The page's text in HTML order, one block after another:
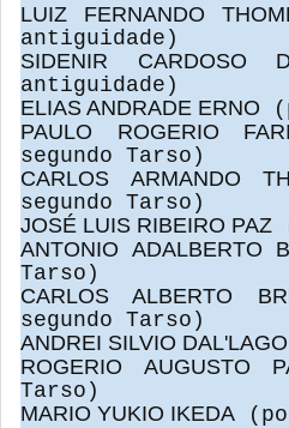
LUIZ FERNANDO
antiguidade)
SIDENIR CARDOSO
antiguidade)
ELIAS ANDRADE ERNO
PAULO ROGERIO
segundo Tarso)
CARLOS ARMANDO
segundo Tarso)
JOSÉ LUIS RIBEIRO PAZ
ANTONIO ADALBERTO
Tarso)
CARLOS ALBERTO
segundo Tarso)
ANDREI SILVIO DAL'LAGO
ROGERIO AUGUSTO
Tarso)
MARIO YUKIO IKEDA